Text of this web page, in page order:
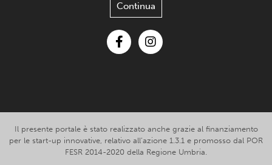
Continua
Il presente portale è stato realizzato anche grazie al finanziamento
per le start-up innovative, relativo all’azione 1.3.1 e promosso dal POR
FESR 2014-2020 della Regione Umbria.